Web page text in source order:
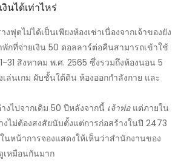
นได้เท่าไหร่
ฟุตไม่ได้เป็นเพียงห้องเช่าเนื่องจากเจ้าของยัง
กที่จ่ายเงิน 50 ดอลลาร์ต่อคืนสามารถเข้าใช้
31 สิงหาคม พ.ศ. 2565 ซึ่งรวมถึงห้องนอน 5
ล่นเกม ผับชั้นใต้ดิน ห้องออกกำลังกาย และ
งไปจากเดิม 50 ปีหลังจากนี้ เจ้าพ่อแต่ภายใน
งไม่ต้องสงสัยนับตั้งแต่การก่อสร้างในปี 2473
นหน้าการจองแสดงให้เห็นว่าสำนักงานของ
หมือนกันมาก